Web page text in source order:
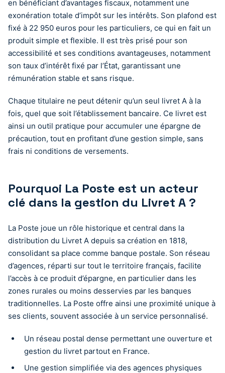
en bénéficiant d’avantages fiscaux, notamment une
exonération totale d’impôt sur les intérêts. Son plafond est
fixé à 22 950 euros pour les particuliers, ce qui en fait un
produit simple et flexible. Il est très prisé pour son
accessibilité et ses conditions avantageuses, notamment
son taux d’intérêt fixé par l’État, garantissant une
rémunération stable et sans risque.
Chaque titulaire ne peut détenir qu’un seul livret A à la
fois, quel que soit l’établissement bancaire. Ce livret est
ainsi un outil pratique pour accumuler une épargne de
précaution, tout en profitant d’une gestion simple, sans
frais ni conditions de versements.
Pourquoi La Poste est un acteur
clé dans la gestion du Livret A ?
La Poste joue un rôle historique et central dans la
distribution du Livret A depuis sa création en 1818,
consolidant sa place comme banque postale. Son réseau
d’agences, réparti sur tout le territoire français, facilite
l’accès à ce produit d’épargne, en particulier dans les
zones rurales ou moins desservies par les banques
traditionnelles. La Poste offre ainsi une proximité unique à
ses clients, souvent associée à un service personnalisé.
Un réseau postal dense permettant une ouverture et
gestion du livret partout en France.
Une gestion simplifiée via des agences physiques